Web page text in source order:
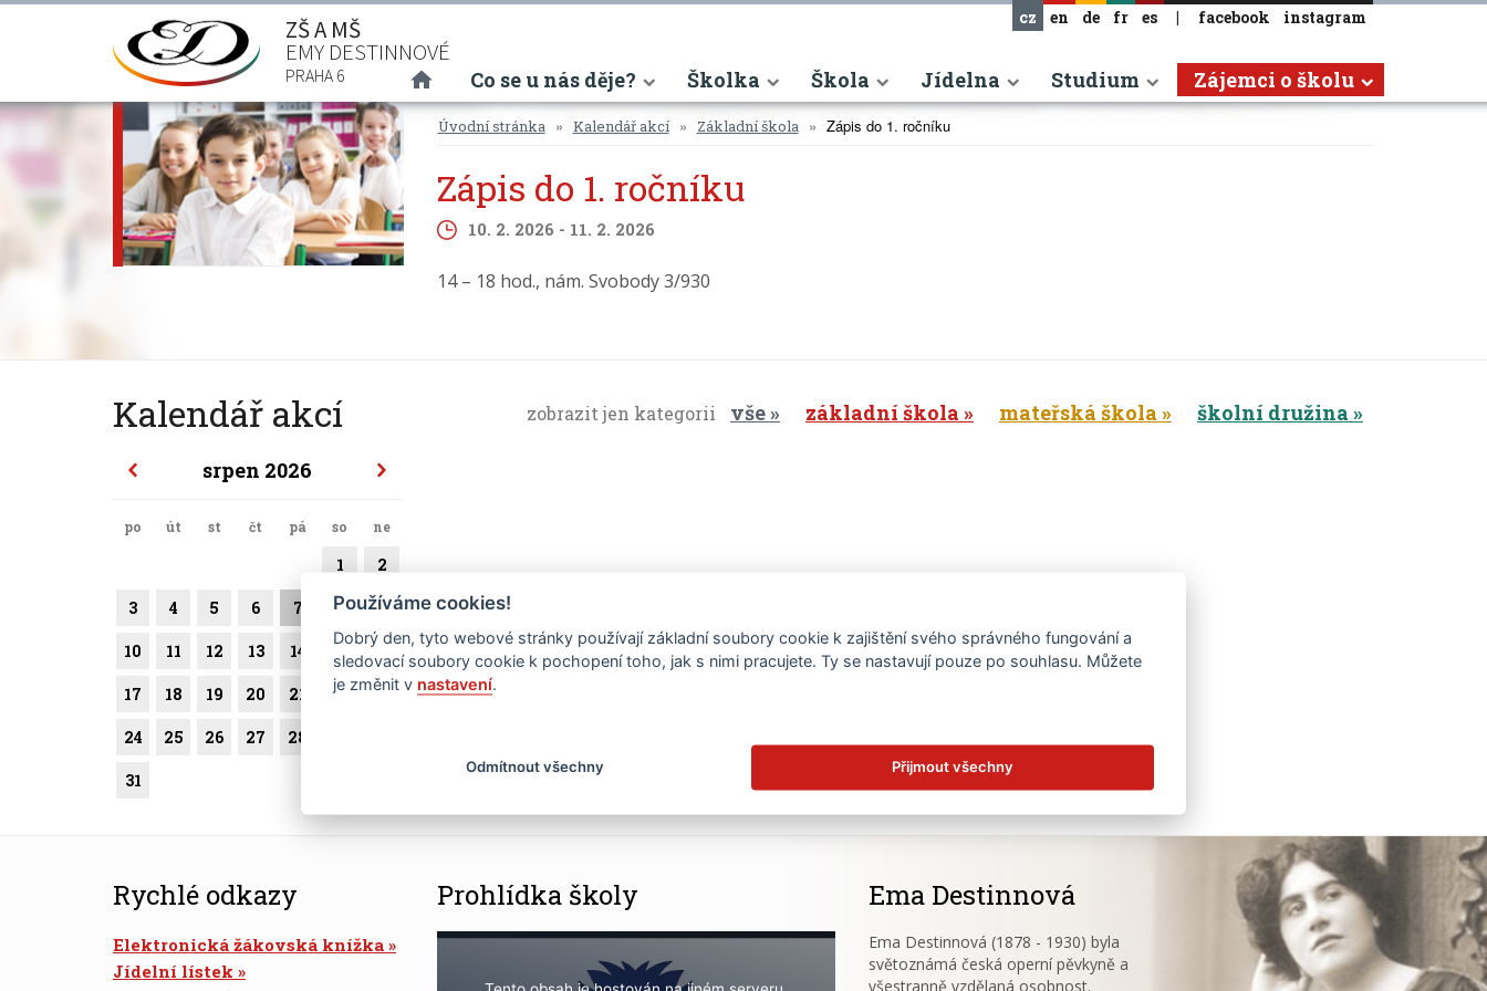
ZŠ A MŠ
EMY DESTINNOVÉ
PRAHA 6
cz en de fr es | facebook instagram
(current)
Co se u nás děje? Školka Škola Jídelna Studium Zájemci o školu
Úvodní stránka Kalendář akcí Základní škola Zápis do 1. ročníku
Zápis do 1. ročníku
10. 2. 2026 - 11. 2. 2026
14 – 18 hod., nám. Svobody 3/930
Kalendář akcí zobrazit jen kategorii vše základní škola mateřská škola školní družina
srpen 2026
po út st čt pá so ne
1 2
3 4 5 6 7 8 9
10 11 12 13 14 15 16
17 18 19 20 21 22 23
24 25 26 27 28
31
Rychlé odkazy
Elektronická žákovská knížka
Jídelní lístek
Prohlídka školy Ema Destinnová
Ema Destinnová (1878 - 1930) byla
světoznámá česká operní pěvkyně a
všestranně vzdělaná osobnost.
Používáme cookies!
Dobrý den, tyto webové stránky používají základní soubory cookie k zajištění svého správného fungování a
sledovací soubory cookie k pochopení toho, jak s nimi pracujete. Ty se nastavují pouze po souhlasu. Můžete
je změnit v nastavení.
Odmítnout všechny Přijmout všechny